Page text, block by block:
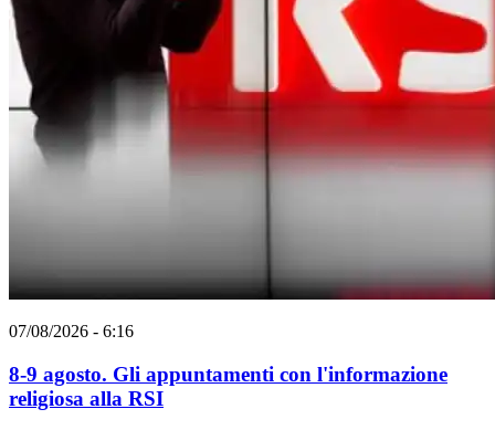
07/08/2026 - 6:16
8-9 agosto. Gli appuntamenti con l'informazione
religiosa alla RSI